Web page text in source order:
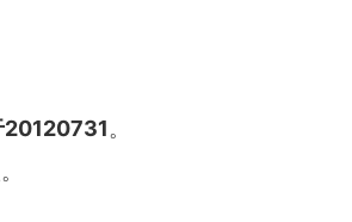
20120731。